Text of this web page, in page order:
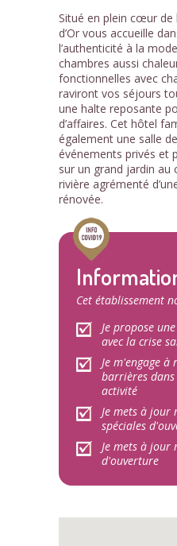
Situé en plein cœur de
d’Or vous accueille
l’authenticité à la
chambres aussi
fonctionnelles avec
raviront vos séjours
une halte reposante
d’affaires. Cet hôtel
également une salle
événements privés et
sur un grand jardin au
rivière agrémenté
rénovée.
Cet établissement
Je propose
avec la crise
Je m'engage à
barrières
activité
Je mets à jour
spéciales
Je mets à jour
d'ouverture